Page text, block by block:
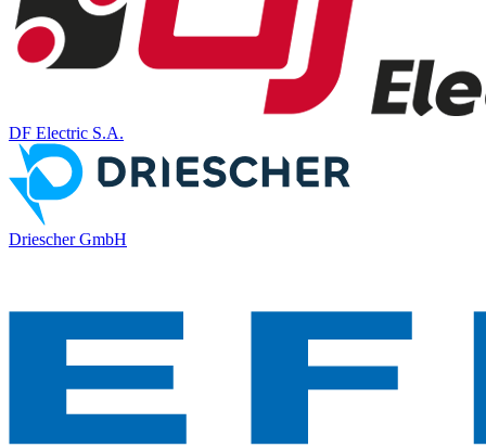
DF Electric S.A.
Driescher GmbH